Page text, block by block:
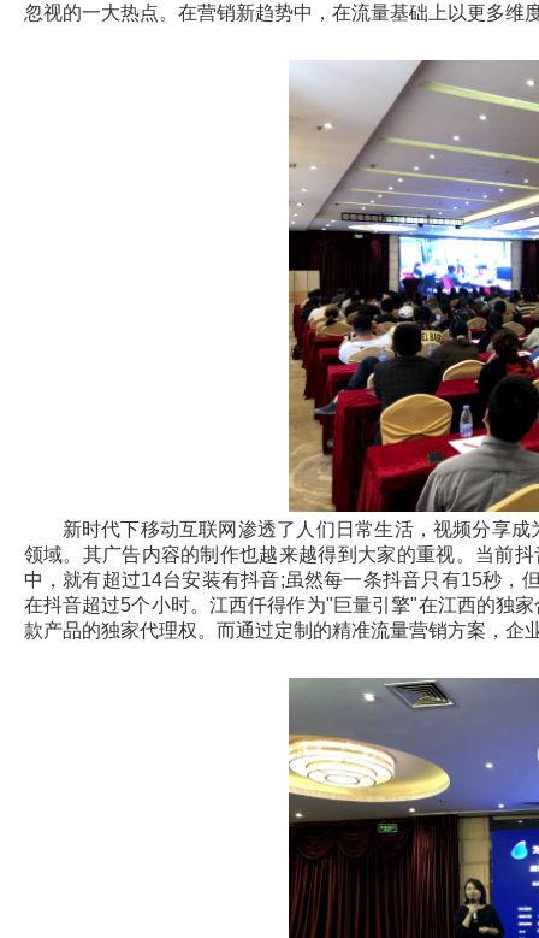
忽视的一大热点。在营销新趋势中，在流量基础上以更多
新时代下移动互联网渗透了人们日常生活，视频分享
领域。其广告内容的制作也越来越得到大家的重视。当前
中，就有超过14台安装有抖音;虽然每一条抖音只有15秒，
在抖音超过5个小时。江西仟得作为"巨量引擎"在江西的独
款产品的独家代理权。而通过定制的精准流量营销方案，企